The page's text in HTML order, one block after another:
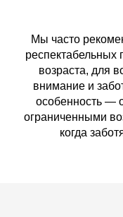
Мы часто
респектабельных
возраста, для
внимание и
особенность —
ограниченными
когда